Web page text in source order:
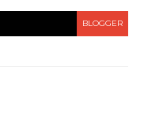
BLOGGER